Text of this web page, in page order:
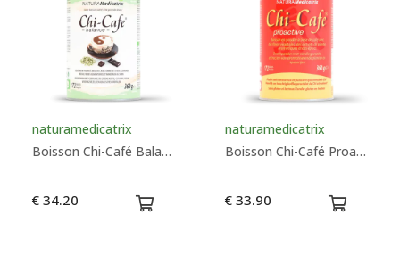
naturamedicatrix
Boisson Chi-Café Balance 360g - Naturamedicatrix
€ 34.20
naturamedicatrix
Boisson Chi-Café Proactive - Naturamedicatrix
€ 33.90